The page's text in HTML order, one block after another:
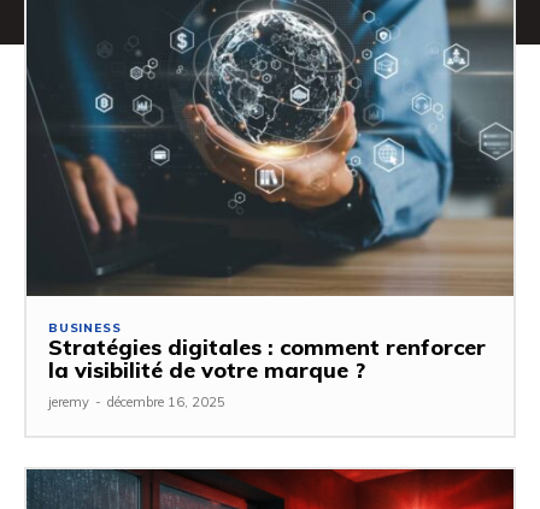
BUSINESS
Stratégies digitales : comment renforcer
la visibilité de votre marque ?
jeremy - décembre 16, 2025